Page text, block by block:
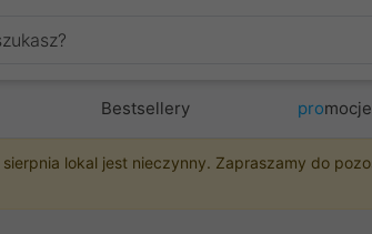
Bestsellery promocje
sierpnia lokal jest nieczynny. Zapraszamy do